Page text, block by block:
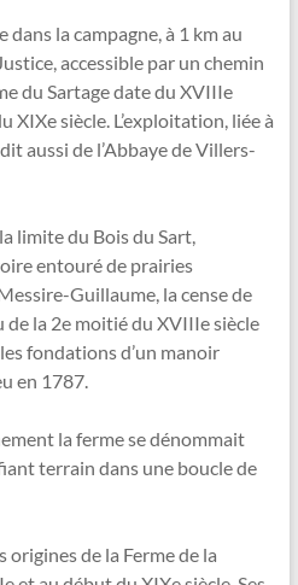
dans la campagne, à 1 km au
accessible par un chemin
du Sartage date du XVIIIe
XIXe siècle. L’exploitation, liée à
aussi de l’Abbaye de Villers-
limite du Bois du Sart,
entouré de prairies
Guillaume, la cense de
la 2e moitié du XVIIIe siècle
fondations d’un manoir
en 1787.
la ferme se dénommait
terrain dans une boucle de
origines de la Ferme de la